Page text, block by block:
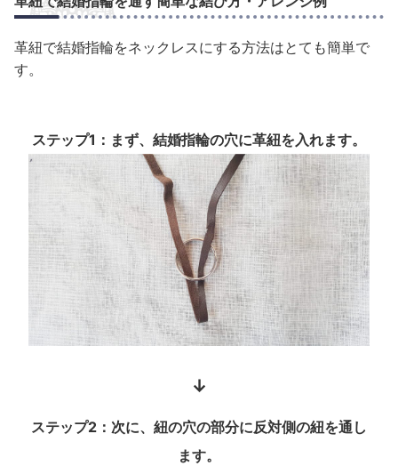
革紐で結婚指輪をネックレスにする方法はとても簡単で
す。
ステップ1：まず、結婚指輪の穴に革紐を入れます。
↓
ステップ2：次に、紐の穴の部分に反対側の紐を通し
ます。